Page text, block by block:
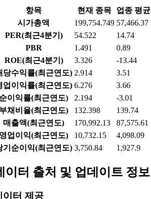
항목 현재 종목 업종 평균
시가총액
199,754.749 57,466.37
PER(최근4분기)
54.522 14.74
PBR
1.491 0.89
ROE(최근4분기)
3.326 -13.44
당수익률(최근연도) 2.914 3.51
업이익률(최근연도) 6.276 3.66
이익률(최근연도)
2.194 -3.01
채비율(최근연도)
132.398 139.74
매출액(최근연도)
170,992.13 87,575.61
업이익(최근연도)
10,732.15 4,098.09
기순이익(최근연도) 3,750.84 1,927.9
이터 출처 및 업데이트 정보
이터 제공